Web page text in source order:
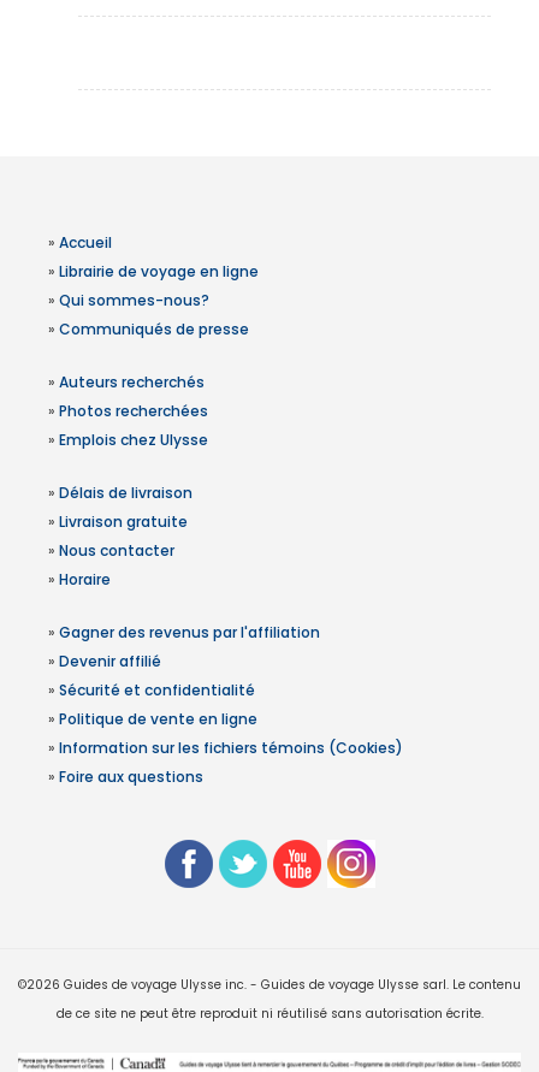
» Accueil
» Librairie de voyage en ligne
» Qui sommes-nous?
» Communiqués de presse
» Auteurs recherchés
» Photos recherchées
» Emplois chez Ulysse
» Délais de livraison
» Livraison gratuite
» Nous contacter
» Horaire
» Gagner des revenus par l'affiliation
» Devenir affilié
» Sécurité et confidentialité
» Politique de vente en ligne
» Information sur les fichiers témoins (Cookies)
» Foire aux questions
©2026 Guides de voyage Ulysse inc. - Guides de voyage Ulysse sarl. Le contenu
de ce site ne peut être reproduit ni réutilisé sans autorisation écrite.